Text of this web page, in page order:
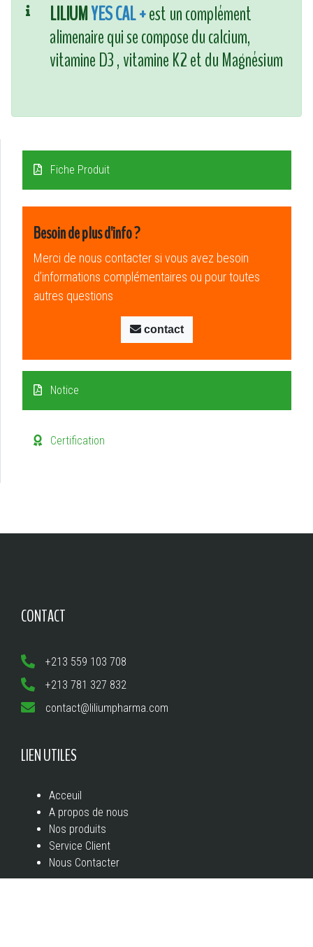
LILIUMYES CAL +est un complément
alimenaire qui se compose du calcium,
vitamine D3 , vitamine K2 et du Magnésium
Fiche Produit
Besoin de plus d'info ?
Merci de nous contacter si vous avez besoin
d’informations complémentaires ou pour toutes
autres questions
contact
Notice
Certification
CONTACT
+213 559 103 708
+213 781 327 832
contact@liliumpharma.com
LIEN UTILES
Acceuil
A propos de nous
Nos produits
Service Client
Nous Contacter